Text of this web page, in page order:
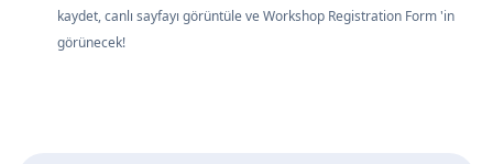
kaydet, canlı sayfayı görüntüle ve Workshop Registration Form 'in
görünecek!